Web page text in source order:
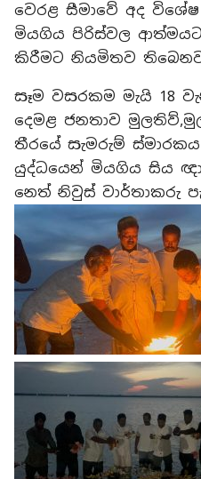
වෙරළ සීමාවේ අද
මියගිය පිරිස්වල ආත්මයට
කිරීමට නියමිතව
සෑම වසරකම මැයි 18
දෙමළ ජනතාව
තීරයේ සැමරුම්
යුද්ධයෙන් මියගිය සිය
නෙත් නිවුස් වාර්තාකරු